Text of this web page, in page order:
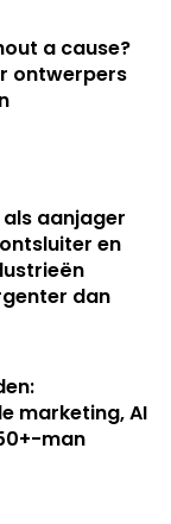
a cause?
ontwerpers
aanjager
en
dan
marketing, AI
man